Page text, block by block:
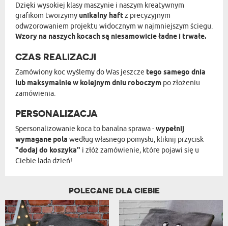
Dzięki wysokiej klasy maszynie i naszym kreatywnym
grafikom tworzymy unikalny haftz precyzyjnym
odwzorowaniem projektu widocznym w najmniejszym ściegu.
Wzory na naszych kocach są niesamowicie ładne i trwałe.
CZAS REALIZACJI
Zamówiony koc wyślemy do Was jeszcze tego samego dnia
lub maksymalnie w kolejnym dniu roboczym po złożeniu
zamówienia.
PERSONALIZACJA
Spersonalizowanie koca to banalna sprawa -wypełnij
wymagane pola według własnego pomysłu, kliknij przycisk
"dodaj do koszyka" i złóż zamówienie, które pojawi się u
Ciebie lada dzień!
POLECANE DLA CIEBIE